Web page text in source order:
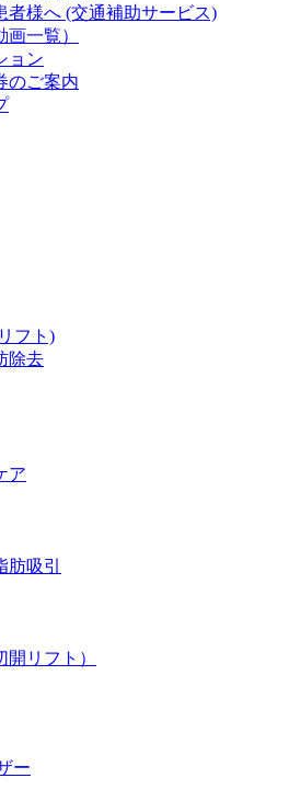
者様へ (交通補助サービス)
一覧）
ョン
のご案内
フト)
除去
ア
吸引
リフト）
ー